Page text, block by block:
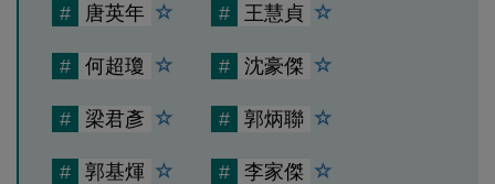
# 唐英年 # 王慧貞
# 何超瓊 # 沈豪傑
# 梁君彥 # 郭炳聯
# 郭基煇 # 李家傑